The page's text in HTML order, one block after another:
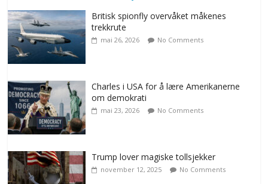
Britisk spionfly overvåket måkenes
trekkrute
mai 26, 2026 No Comments
Charles i USA for å lære Amerikanerne
om demokrati
mai 23, 2026 No Comments
Trump lover magiske tollsjekker
november 12, 2025 No Comments